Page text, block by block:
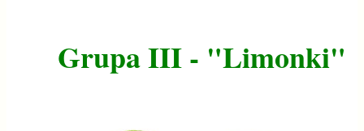
Grupa III - "Limonki"